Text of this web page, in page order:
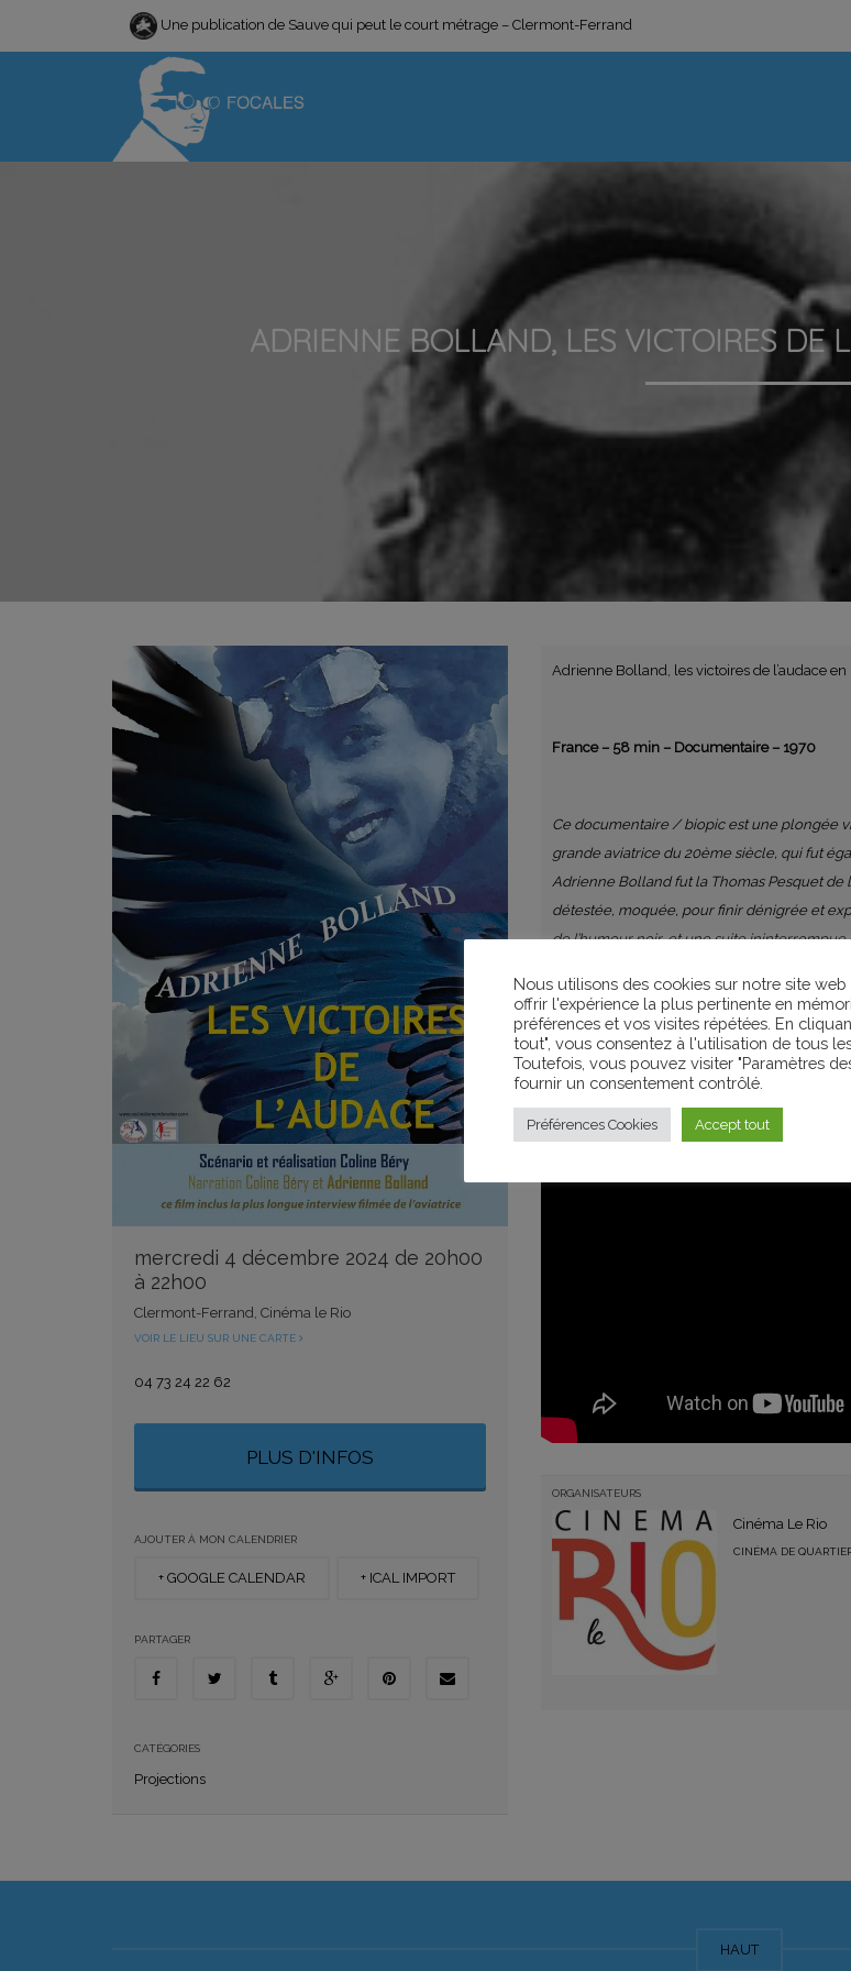
Une publication de Sauve qui peut le court métrage – Clermont-Ferrand
ADRIENNE BOLLAND, LES VICTOIRES DE
mercredi 4 décembre 2024 de 20h00
à 22h00
Clermont-Ferrand, Cinéma le Rio
VOIR LE LIEU SUR UNE CARTE
04 73 24 22 62
PLUS D'INFOS
AJOUTER À MON CALENDRIER
+ GOOGLE CALENDAR + ICAL IMPORT
PARTAGER
CATÉGORIES
Projections
Adrienne Bolland, les victoires de l’audace
France – 58 min – Documentaire – 1970
Ce documentaire / biopic est une plongée
grande aviatrice du 20ème siècle, qui fut
Adrienne Bolland fut la Thomas Pesquet de
détestée, moquée, pour finir dénigrée et
de l’humour noir, et une suite
d’archives inédites par la réalisatrice,
ORGANISATEURS
Cinéma Le Rio
CINÉMA DE
HAUT
Nous utilisons des cookies sur notre site
offrir l'expérience la plus pertinente en
préférences et vos visites répétées. En
tout", vous consentez à l'utilisation de tous
Toutefois, vous pouvez visiter "Paramètres
fournir un consentement contrôlé.
Préférences Cookies Accept tout